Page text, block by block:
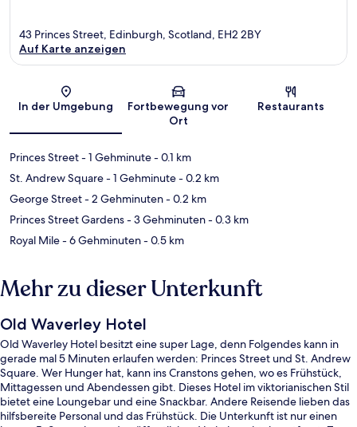
Karte
43 Princes Street, Edinburgh, Scotland, EH2 2BY
Auf Karte anzeigen
In der Umgebung
Fortbewegung vor
Ort
Restaurants
Princes Street- 1 Gehminute- 0.1 km
St. Andrew Square- 1 Gehminute- 0.2 km
George Street- 2 Gehminuten- 0.2 km
Princes Street Gardens- 3 Gehminuten- 0.3 km
Royal Mile- 6 Gehminuten- 0.5 km
Mehr zu dieser Unterkunft
Old Waverley Hotel
Old Waverley Hotel besitzt eine super Lage, denn Folgendes kann in
gerade mal 5 Minuten erlaufen werden: Princes Street und St. Andrew
Square. Wer Hunger hat, kann ins Cranstons gehen, wo es Frühstück,
Mittagessen und Abendessen gibt. Dieses Hotel im viktorianischen Stil
bietet eine Loungebar und eine Snackbar. Andere Reisende lieben das
hilfsbereite Personal und das Frühstück. Die Unterkunft ist nur einen